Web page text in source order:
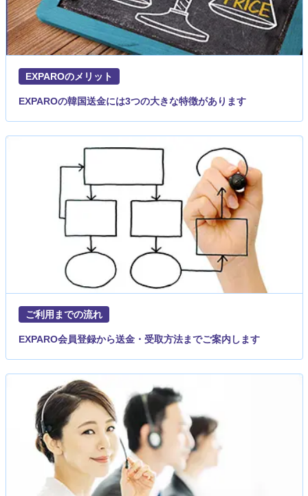
EXPAROのメリット
EXPAROの韓国送金には3つの大きな特徴があります
ご利用までの流れ
EXPARO会員登録から送金・受取方法までご案内します